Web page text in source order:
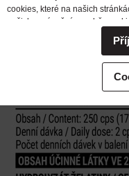
cookies, které na našich
našich oprávnění pro sběr
změny vybrané varianty kdykoli
potřebovali ohledně výkonu
Podrobné informace k